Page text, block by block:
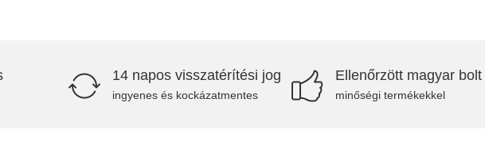
14 napos visszatérítési jog
ingyenes és kockázatmentes
Ellenőrzött magyar bolt
minőségi termékekkel